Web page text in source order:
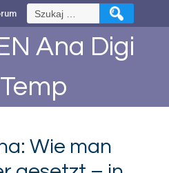
Szukaj:
Ana Digi
Temp
Wie man